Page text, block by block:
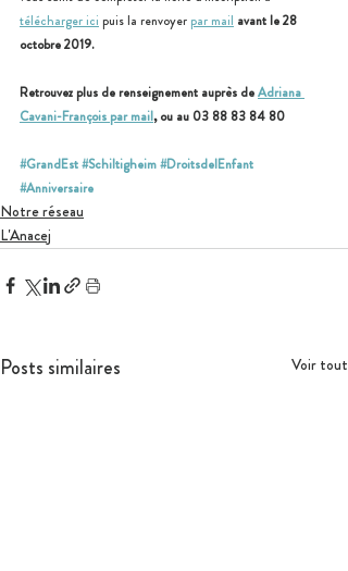
télécharger ici puis la renvoyer par mail avant le 28
octobre 2019.
Retrouvez plus de renseignement auprès de Adriana
Cavani-François par mail, ou au 03 88 83 84 80
#GrandEst#Schiltigheim#DroitsdelEnfant
#Anniversaire
Notre réseau
L'Anacej
Posts similaires Voir tout